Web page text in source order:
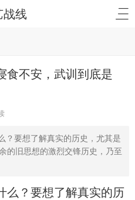
战线
食不安，武训到底是
要想了解真实的历史，尤其是
的旧思想的激烈交锋历史，乃至
？要想了解真实的历